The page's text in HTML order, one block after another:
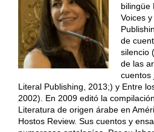
bilingüe
Voices
de
silencio
de las
cuentos
Literal Publishing, 2013;) y Entre
2002). En 2009 editó la
Literatura de origen árabe en
Hostos Review. Sus cuentos y